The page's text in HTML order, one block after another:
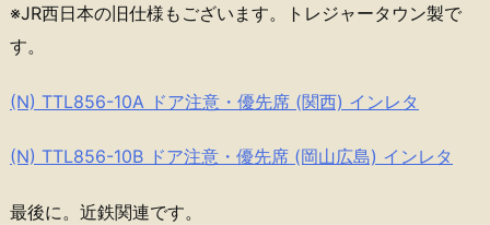
※JR西日本の旧仕様もございます。トレジャータウン製で
す。
(N) TTL856-10A ドア注意・優先席 (関西) インレタ
(N) TTL856-10B ドア注意・優先席 (岡山広島) インレタ
最後に。近鉄関連です。